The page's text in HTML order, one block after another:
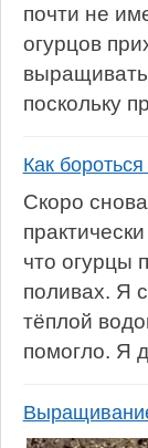
почти не
огурцов
выращивать
поскольку
Как
Скоро
что огурцы
поливах. Я
тёплой
помогло. Я